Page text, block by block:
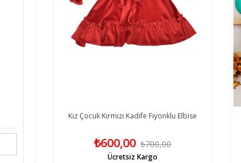
Kız Çocuk Kırmızı Kadife Fiyonklu Elbise
₺600,00 ₺700,00
Ücretsiz Kargo